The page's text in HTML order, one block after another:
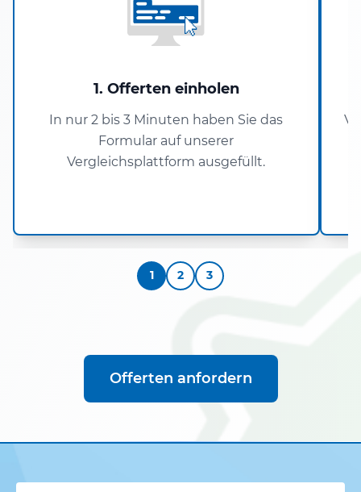
1. Offerten einholen
In nur 2 bis 3 Minuten haben Sie das
Formular auf unserer
Vergleichsplattform ausgefüllt.
1 2 3
Offerten anfordern